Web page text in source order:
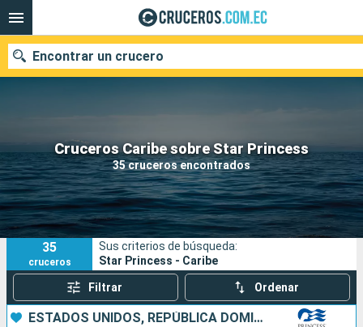
Cruceros Caribe sobre Star Princess
35 cruceros encontrados
Encontrar un crucero
Nuestros destinos
Fecha de salida
Puertos Compañías
Buscar
35
cruceros
Sus criterios de búsqueda:
Star Princess - Caribe
Filtrar Ordenar
ESTADOS UNIDOS, REPÚBLICA DOMINICANA, BAHAMAS